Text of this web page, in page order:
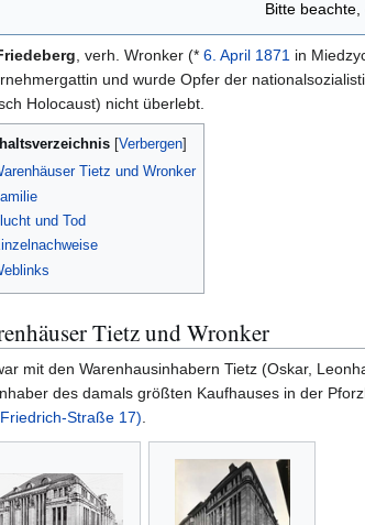
Bitte
, verh. Wronker (* 6. April 1871 in
und wurde Opfer der
Holocaust) nicht überlebt.
Tietz und Wronker
und Tod
Tietz und Wronker
mit den Warenhausinhabern Tietz (Oskar,
des damals größten Kaufhauses in der
Straße 17).